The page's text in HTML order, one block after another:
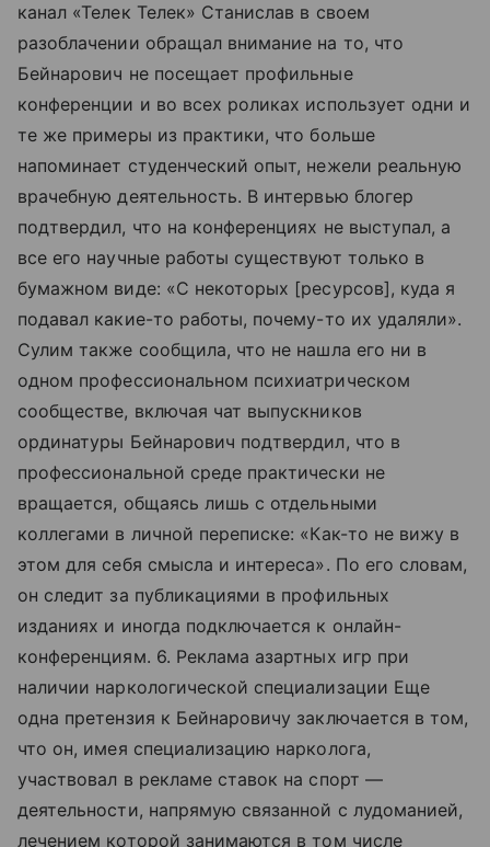
канал «Телек Телек» Станислав в своем
разоблачении обращал внимание на то, что
Бейнарович не посещает профильные
конференции и во всех роликах использует одни и
те же примеры из практики, что больше
напоминает студенческий опыт, нежели реальную
врачебную деятельность. В интервью блогер
подтвердил, что на конференциях не выступал, а
все его научные работы существуют только в
бумажном виде: «С некоторых [ресурсов], куда я
подавал какие-то работы, почему-то их удаляли».
Сулим также сообщила, что не нашла его ни в
одном профессиональном психиатрическом
сообществе, включая чат выпускников
ординатуры Бейнарович подтвердил, что в
профессиональной среде практически не
вращается, общаясь лишь с отдельными
коллегами в личной переписке: «Как-то не вижу в
этом для себя смысла и интереса». По его словам,
он следит за публикациями в профильных
изданиях и иногда подключается к онлайн-
конференциям. 6. Реклама азартных игр при
наличии наркологической специализации Еще
одна претензия к Бейнаровичу заключается в том,
что он, имея специализацию нарколога,
участвовал в рекламе ставок на спорт —
деятельности, напрямую связанной с лудоманией,
лечением которой занимаются в том числе